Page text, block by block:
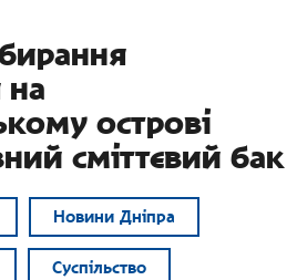
острові
сміттєвий бак
Новини Дніпра
Суспільство